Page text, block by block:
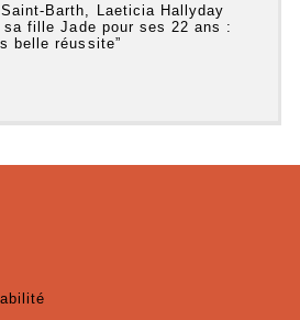
Saint-Barth, Laeticia Hallyday
sa fille Jade pour ses 22 ans :
belle réussite”